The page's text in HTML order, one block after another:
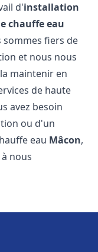
d'installation
chauffe eau
sommes fiers de
et nous nous
maintenir en
de haute
avez besoin
ou d'un
eau Mâcon,
nous